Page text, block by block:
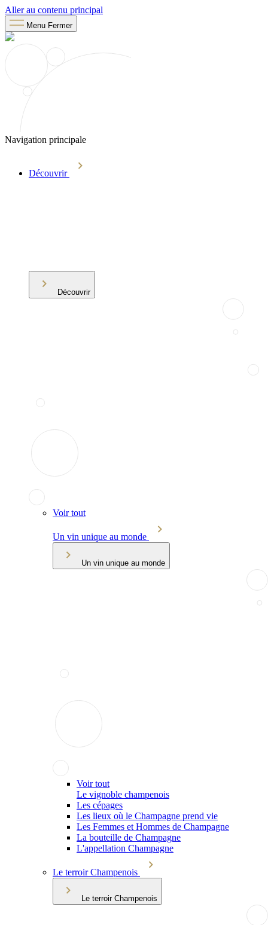
Aller au contenu principal
Menu Fermer
Navigation principale
Découvrir
Découvrir
Voir tout
Un vin unique au monde
Un vin unique au monde
Voir tout
Le vignoble champenois
Les cépages
Les lieux où le Champagne prend vie
Les Femmes et Hommes de Champagne
La bouteille de Champagne
L'appellation Champagne
Le terroir Champenois
Le terroir Champenois